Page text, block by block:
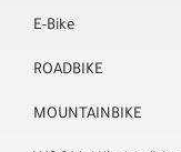
E-Bike
ROADBIKE
MOUNTAINBIKE